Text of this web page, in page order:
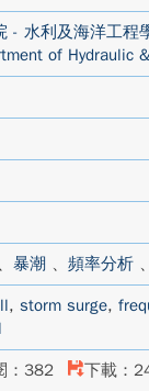
- 水利及海洋工程
of Hydraulic
暴潮 、 頻率分析、
, storm surge,
：382 下載：